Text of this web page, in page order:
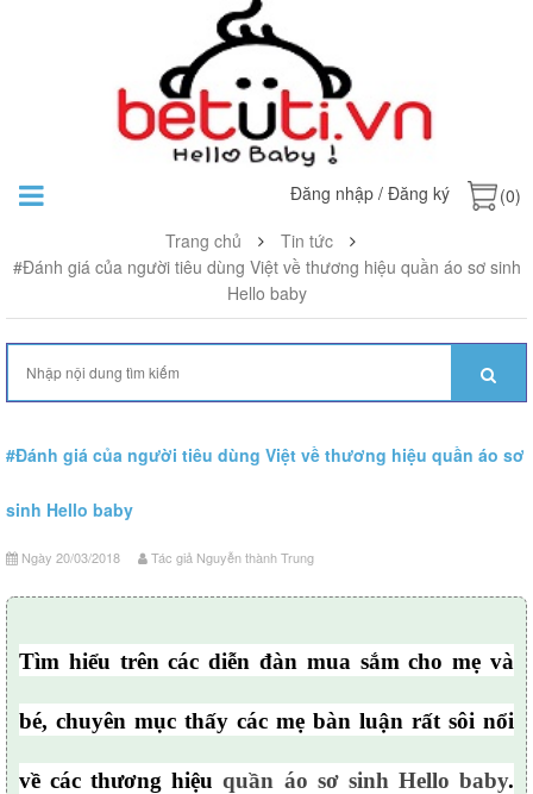
Đăng nhập / Đăng ký
(0)
Trang chủ
Tin tức
#Đánh giá của người tiêu dùng Việt về thương hiệu quần áo sơ sinh
Hello baby
#Đánh giá của người tiêu dùng Việt về thương hiệu quần áo sơ
sinh Hello baby
Ngày 20/03/2018 Tác giả Nguyễn thành Trung
Tìm hiểu trên các diễn đàn mua sắm cho mẹ và
bé, chuyên mục thấy các mẹ bàn luận rất sôi nổi
về các thương hiệuquần áo sơ sinh Hello baby.